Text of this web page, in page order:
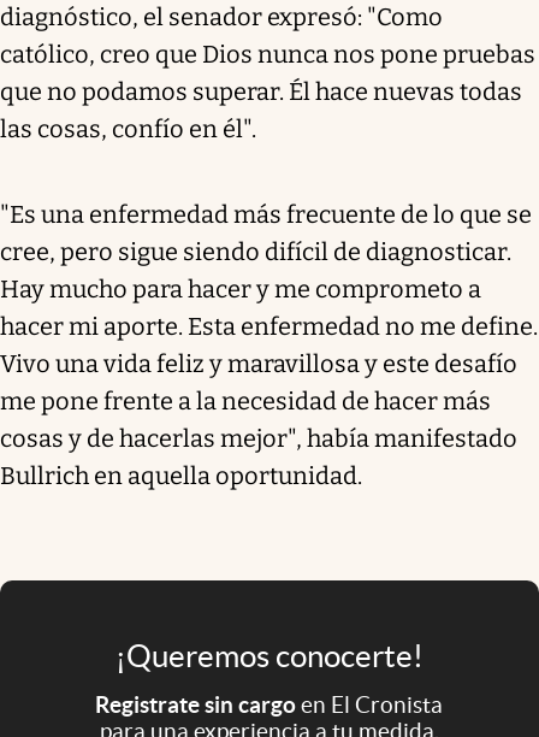
diagnóstico, el senador expresó: "Como
católico, creo que Dios nunca nos pone pruebas
que no podamos superar. Él hace nuevas todas
las cosas, confío en él".
"Es una enfermedad más frecuente de lo que se
cree, pero sigue siendo difícil de diagnosticar.
Hay mucho para hacer y me comprometo a
hacer mi aporte. Esta enfermedad no me define.
Vivo una vida feliz y maravillosa y este desafío
me pone frente a la necesidad de hacer más
cosas y de hacerlas mejor", había manifestado
Bullrich en aquella oportunidad.
¡Queremos conocerte!
Registrate sin cargoen El Cronista
para una experiencia a tu medida.